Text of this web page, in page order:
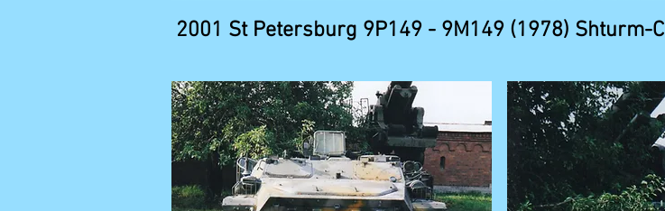
2001 St Petersburg 9P149 - 9M149 (1978) Shturm-C